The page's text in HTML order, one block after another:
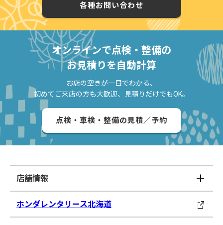
各種お問い合わせ
オンラインで点検・整備の
お見積りを自動計算
お店の空きが一目でわかる、
初めてご来店の方も大歓迎、見積りだけでもOK。
点検・車検・整備の見積／予約
店舗情報
ホンダレンタリース北海道